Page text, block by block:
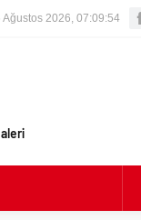
Ağustos 2026, 07:09:55